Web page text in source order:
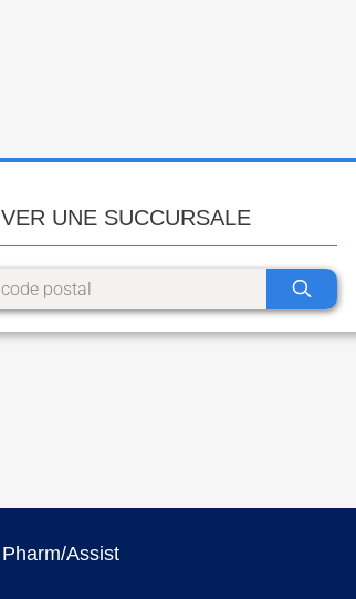
UNE SUCCURSALE
Pharm/Assist